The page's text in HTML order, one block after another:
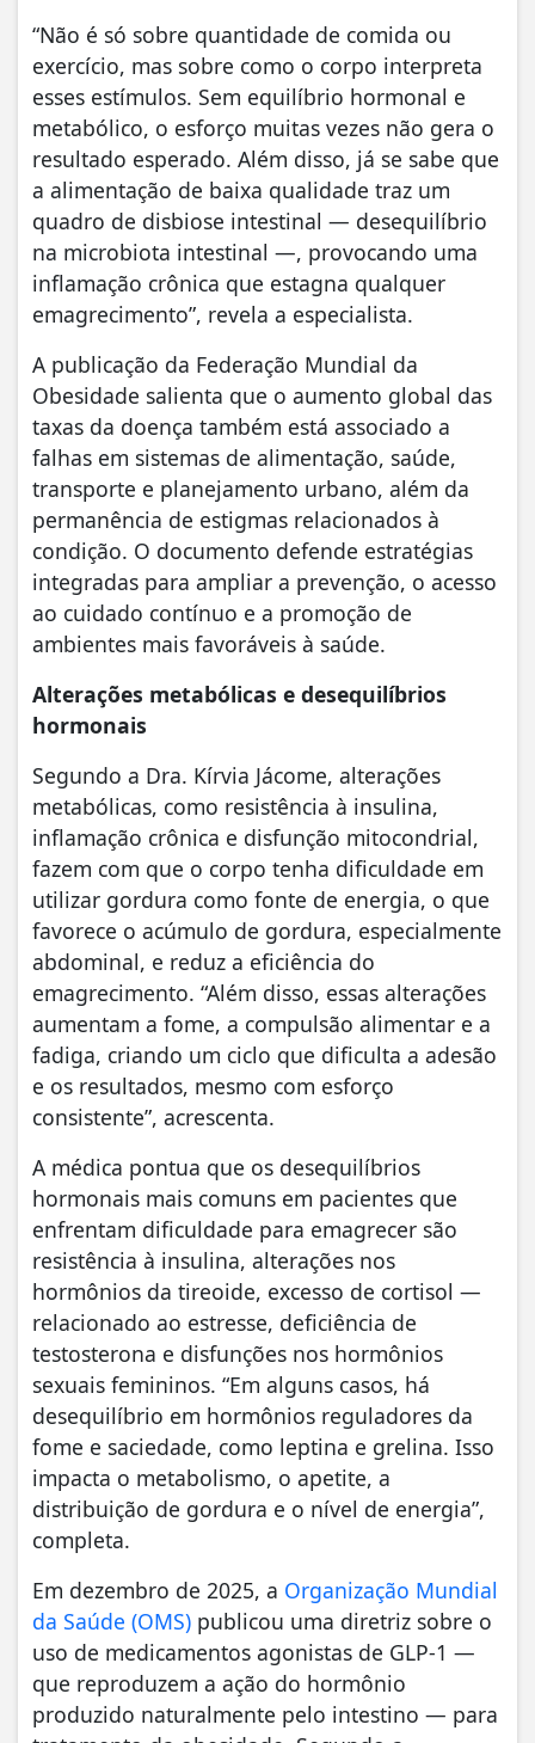
“Não é só sobre quantidade de comida ou
exercício, mas sobre como o corpo interpreta
esses estímulos. Sem equilíbrio hormonal e
metabólico, o esforço muitas vezes não gera o
resultado esperado. Além disso, já se sabe que
a alimentação de baixa qualidade traz um
quadro de disbiose intestinal — desequilíbrio
na microbiota intestinal —, provocando uma
inflamação crônica que estagna qualquer
emagrecimento”, revela a especialista.
A publicação da Federação Mundial da
Obesidade salienta que o aumento global das
taxas da doença também está associado a
falhas em sistemas de alimentação, saúde,
transporte e planejamento urbano, além da
permanência de estigmas relacionados à
condição. O documento defende estratégias
integradas para ampliar a prevenção, o acesso
ao cuidado contínuo e a promoção de
ambientes mais favoráveis à saúde.
Alterações metabólicas e desequilíbrios
hormonais
Segundo a Dra. Kírvia Jácome, alterações
metabólicas, como resistência à insulina,
inflamação crônica e disfunção mitocondrial,
fazem com que o corpo tenha dificuldade em
utilizar gordura como fonte de energia, o que
favorece o acúmulo de gordura, especialmente
abdominal, e reduz a eficiência do
emagrecimento. “Além disso, essas alterações
aumentam a fome, a compulsão alimentar e a
fadiga, criando um ciclo que dificulta a adesão
e os resultados, mesmo com esforço
consistente”, acrescenta.
A médica pontua que os desequilíbrios
hormonais mais comuns em pacientes que
enfrentam dificuldade para emagrecer são
resistência à insulina, alterações nos
hormônios da tireoide, excesso de cortisol —
relacionado ao estresse, deficiência de
testosterona e disfunções nos hormônios
sexuais femininos. “Em alguns casos, há
desequilíbrio em hormônios reguladores da
fome e saciedade, como leptina e grelina. Isso
impacta o metabolismo, o apetite, a
distribuição de gordura e o nível de energia”,
completa.
Em dezembro de 2025, a Organização Mundial
da Saúde (OMS) publicou uma diretriz sobre o
uso de medicamentos agonistas de GLP-1 —
que reproduzem a ação do hormônio
produzido naturalmente pelo intestino — para